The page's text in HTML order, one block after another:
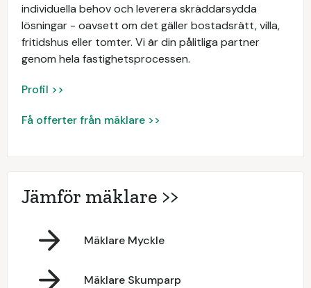
individuella behov och leverera skräddarsydda
lösningar - oavsett om det gäller bostadsrätt, villa,
fritidshus eller tomter. Vi är din pålitliga partner
genom hela fastighetsprocessen.
Profil >>
Få offerter från mäklare >>
Jämför mäklare >>
Mäklare Myckle
Mäklare Skumparp